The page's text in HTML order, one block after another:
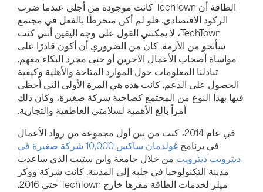
الطاقة أن TechTown كانت موجودة من أجلي عندما ضرب
الركود الاقتصادي. فلو لم أكن منخرطًا بالفعل في مجتمع
TechTown، لا يمكنني القول على وجه اليقين أنني كنت
سأنجو من الأزمة. كان من الضروري أن أكون قادرًا على
مواساة أصحاب الأعمال الآخرين أو حتى مجرد البكاء معهم.
تبادلنا المعلومات حول الموارد المتاحة والأهلية وكيفية
الحصول على الدعم. كانت هذه هي المرة الأولى التي أحظى
فيها بهذا النوع من المجتمع كصاحبة شركة صغيرة، وكان ذلك
أمراً بالغ الأهمية لسلامتي العاطفية والتجارية.
في عام 2014، كنت من بين أول مجموعة من رواد الأعمال
في برنامجغولدمان ساكس 10,000 شركة صغيرة في
ديترويتديترويتمن خلال جامعة واين ستيتالذي ساعدت
مدينة التكنولوجيا في جلبه إلى المدينة. كانت شركة ووكر
ميلر لخدمات الطاقةمقرهاخارج TechTown حتى 2016
.